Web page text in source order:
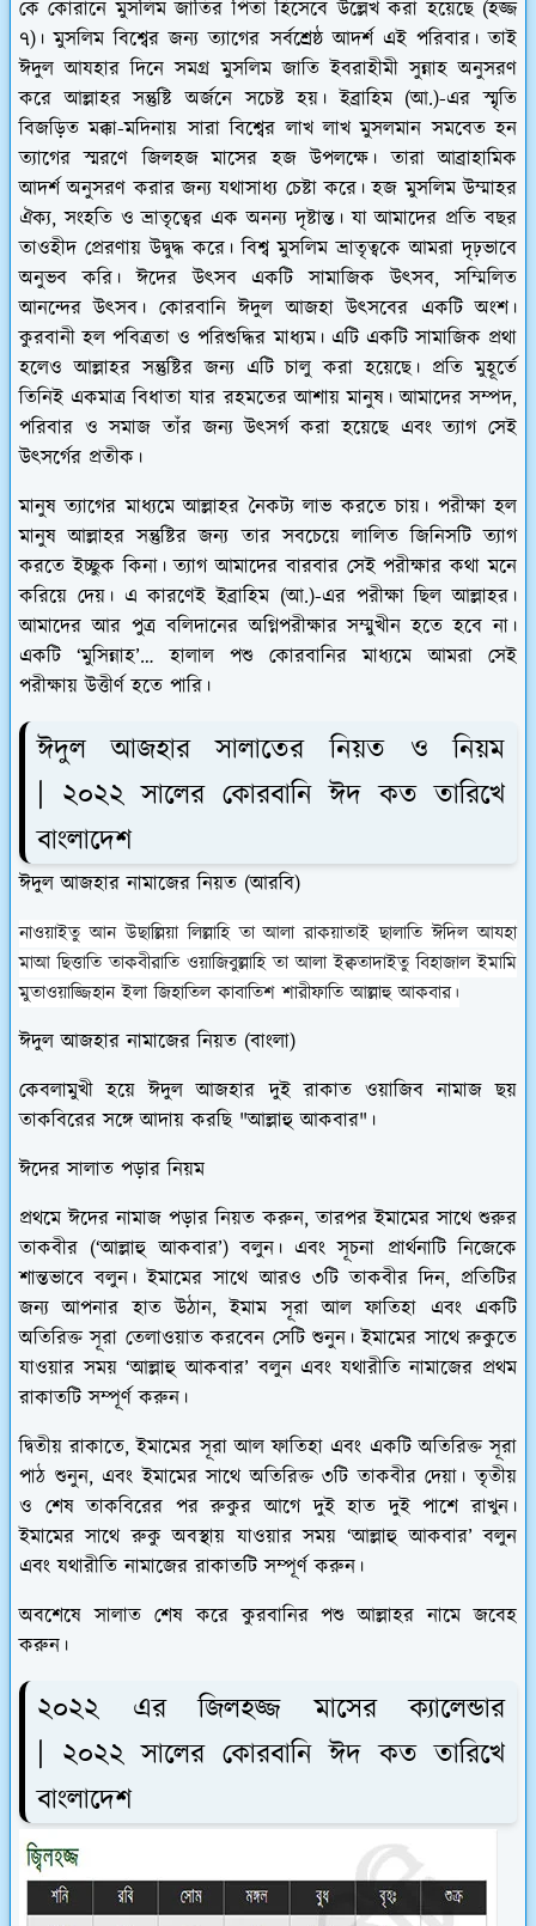
কে কোরানে মুসলিম জাতির পিতা হিসেবে উল্লেখ করা হয়েছে (হজ্জ
৭)। মুসলিম বিশ্বের জন্য ত্যাগের সর্বশ্রেষ্ঠ আদর্শ এই পরিবার। তাই
ঈদুল আযহার দিনে সমগ্র মুসলিম জাতি ইবরাহীমী সুন্নাহ অনুসরণ
করে আল্লাহর সন্তুষ্টি অর্জনে সচেষ্ট হয়। ইব্রাহিম (আ.)-এর স্মৃতি
বিজড়িত মক্কা-মদিনায় সারা বিশ্বের লাখ লাখ মুসলমান সমবেত হন
ত্যাগের স্মরণে জিলহজ মাসের হজ উপলক্ষে। তারা আব্রাহামিক
আদর্শ অনুসরণ করার জন্য যথাসাধ্য চেষ্টা করে। হজ মুসলিম উম্মাহর
ঐক্য, সংহতি ও ভ্রাতৃত্বের এক অনন্য দৃষ্টান্ত। যা আমাদের প্রতি বছর
তাওহীদ প্রেরণায় উদ্বুদ্ধ করে। বিশ্ব মুসলিম ভ্রাতৃত্বকে আমরা দৃঢ়ভাবে
অনুভব করি। ঈদের উৎসব একটি সামাজিক উৎসব, সম্মিলিত
আনন্দের উৎসব। কোরবানি ঈদুল আজহা উৎসবের একটি অংশ।
কুরবানী হল পবিত্রতা ও পরিশুদ্ধির মাধ্যম। এটি একটি সামাজিক প্রথা
হলেও আল্লাহর সন্তুষ্টির জন্য এটি চালু করা হয়েছে। প্রতি মুহূর্তে
তিনিই একমাত্র বিধাতা যার রহমতের আশায় মানুষ। আমাদের সম্পদ,
পরিবার ও সমাজ তাঁর জন্য উৎসর্গ করা হয়েছে এবং ত্যাগ সেই
উৎসর্গের প্রতীক।
মানুষ ত্যাগের মাধ্যমে আল্লাহর নৈকট্য লাভ করতে চায়। পরীক্ষা হল
মানুষ আল্লাহর সন্তুষ্টির জন্য তার সবচেয়ে লালিত জিনিসটি ত্যাগ
করতে ইচ্ছুক কিনা। ত্যাগ আমাদের বারবার সেই পরীক্ষার কথা মনে
করিয়ে দেয়। এ কারণেই ইব্রাহিম (আ.)-এর পরীক্ষা ছিল আল্লাহর।
আমাদের আর পুত্র বলিদানের অগ্নিপরীক্ষার সম্মুখীন হতে হবে না।
একটি ‘মুসিন্নাহ’… হালাল পশু কোরবানির মাধ্যমে আমরা সেই
পরীক্ষায় উত্তীর্ণ হতে পারি।
ঈদুল আজহার সালাতের নিয়ত ও নিয়ম
২০২২ সালের কোরবানি ঈদ কত তারিখে
বাংলাদেশ
ঈদুল আজহার নামাজের নিয়ত (আরবি)
নাওয়াইতু আন উছাল্লিয়া লিল্লাহি তা আলা রাকয়াতাই ছালাতি ঈদিল আযহা
মাআ ছিত্তাতি তাকবীরাতি ওয়াজিবুল্লাহি তা আলা ইক্বতাদাইতু বিহাজাল ইমামি
মুতাওয়াজ্জিহান ইলা জিহাতিল কাবাতিশ শারীফাতি আল্লাহু আকবার।
ঈদুল আজহার নামাজের নিয়ত (বাংলা)
কেবলামুখী হয়ে ঈদুল আজহার দুই রাকাত ওয়াজিব নামাজ ছয়
তাকবিরের সঙ্গে আদায় করছি "আল্লাহু আকবার"।
ঈদের সালাত পড়ার নিয়ম
প্রথমে ঈদের নামাজ পড়ার নিয়ত করুন, তারপর ইমামের সাথে শুরুর
তাকবীর (‘আল্লাহু আকবার’) বলুন। এবং সূচনা প্রার্থনাটি নিজেকে
শান্তভাবে বলুন। ইমামের সাথে আরও ৩টি তাকবীর দিন, প্রতিটির
জন্য আপনার হাত উঠান, ইমাম সূরা আল ফাতিহা এবং একটি
অতিরিক্ত সূরা তেলাওয়াত করবেন সেটি শুনুন। ইমামের সাথে রুকুতে
যাওয়ার সময় ‘আল্লাহু আকবার’ বলুন এবং যথারীতি নামাজের প্রথম
রাকাতটি সম্পূর্ণ করুন।
দ্বিতীয় রাকাতে, ইমামের সূরা আল ফাতিহা এবং একটি অতিরিক্ত সূরা
পাঠ শুনুন, এবং ইমামের সাথে অতিরিক্ত ৩টি তাকবীর দেয়া। তৃতীয়
ও শেষ তাকবিরের পর রুকুর আগে দুই হাত দুই পাশে রাখুন।
ইমামের সাথে রুকু অবস্থায় যাওয়ার সময় ‘আল্লাহু আকবার’ বলুন
এবং যথারীতি নামাজের রাকাতটি সম্পূর্ণ করুন।
অবশেষে সালাত শেষ করে কুরবানির পশু আল্লাহর নামে জবেহ
করুন।
২০২২ এর জিলহজ্জ মাসের ক্যালেন্ডার
২০২২ সালের কোরবানি ঈদ কত তারিখে
বাংলাদেশ